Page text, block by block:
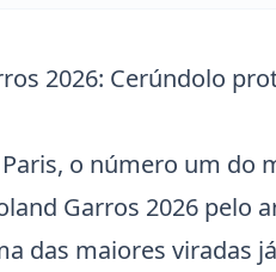
2026: Cerúndolo
o número um do
Garros 2026 pelo
das maiores viradas